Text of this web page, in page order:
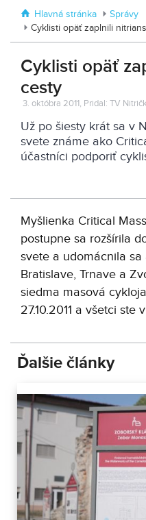
Hlavná stránka
Správy
Cyklisti opäť zaplnili
Cyklisti opäť
cesty
3. októbra 2011, Pridal: TV
Už po šiesty krát sa v
svete známe ako
účastníci podporiť
Myšlienka Critical
postupne sa rozšírila
svete a udomácnila
Bratislave, Trnave a
siedma masová
27.10.2011 a všetci ste
Ďalšie články